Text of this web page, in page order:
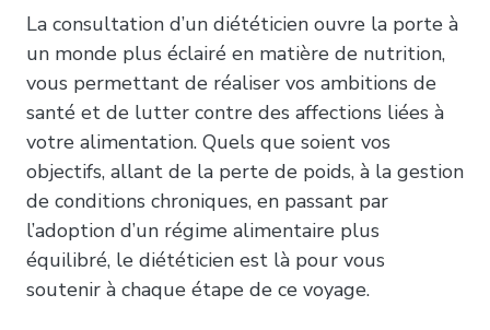
La consultation d’un diététicien ouvre la porte à
un monde plus éclairé en matière de nutrition,
vous permettant de réaliser vos ambitions de
santé et de lutter contre des affections liées à
votre alimentation. Quels que soient vos
objectifs, allant de la perte de poids, à la gestion
de conditions chroniques, en passant par
l’adoption d’un régime alimentaire plus
équilibré, le diététicien est là pour vous
soutenir à chaque étape de ce voyage.